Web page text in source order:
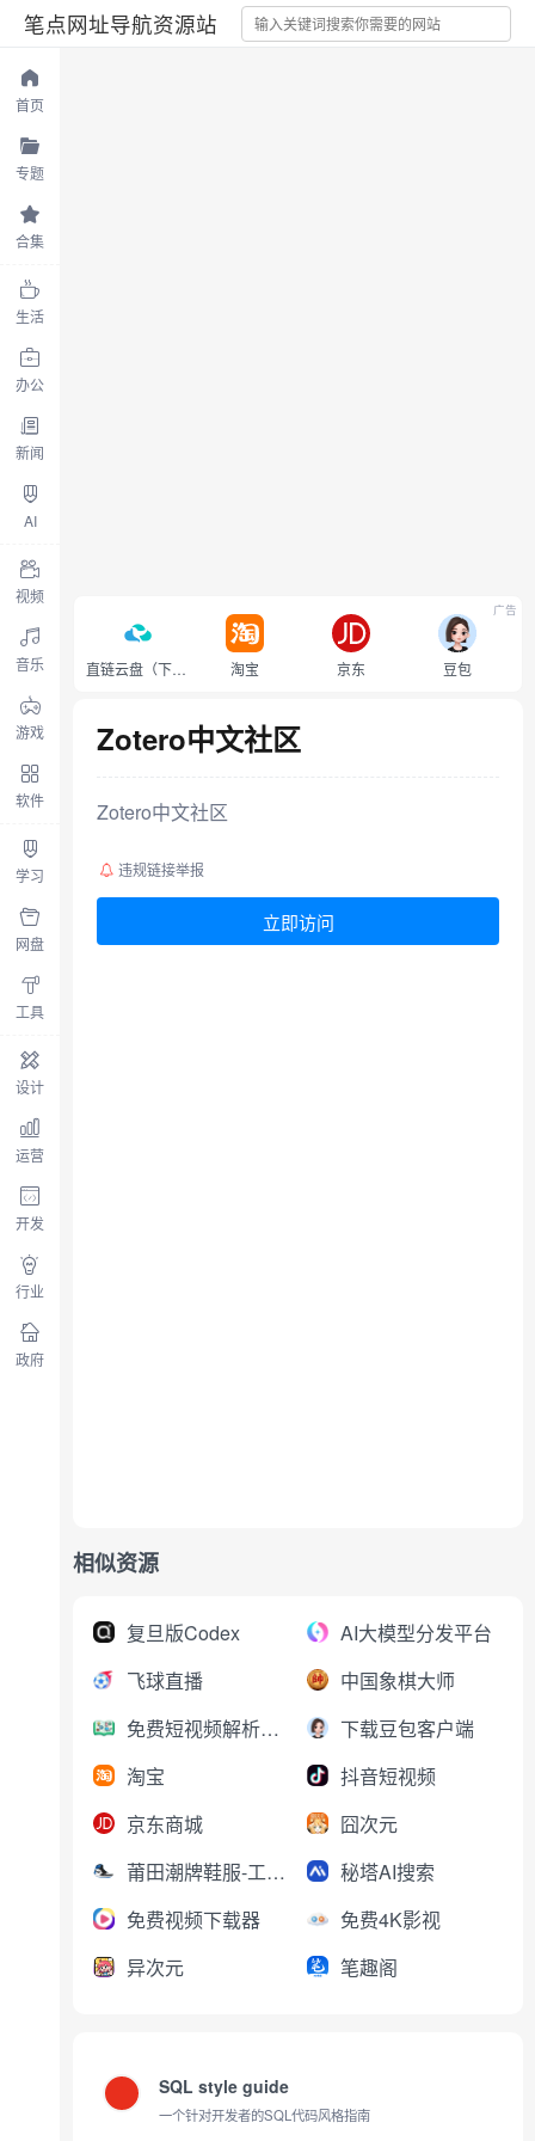
笔点网址导航资源站
首页
专题
合集
生活
办公
新闻
AI
视频
音乐
游戏
软件
学习
网盘
工具
设计
运营
开发
行业
政府
直链云盘（下载不限速） 淘宝 京东 豆包
广告
Zotero中文社区
Zotero中文社区
违规链接举报
立即访问
相似资源
复旦版Codex
AI大模型分发平台
飞球直播
中国象棋大师
免费短视频解析下载
下载豆包客户端
淘宝
抖音短视频
京东商城
囧次元
莆田潮牌鞋服-工厂直销
秘塔AI搜索
免费视频下载器
免费4K影视
异次元
笔趣阁
SQL style guide
一个针对开发者的SQL代码风格指南